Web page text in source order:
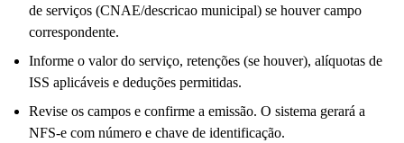
de serviços (CNAE/descricao municipal) se houver campo
correspondente.
Informe o valor do serviço, retenções (se houver), alíquotas de
ISS aplicáveis e deduções permitidas.
Revise os campos e confirme a emissão. O sistema gerará a
NFS-e com número e chave de identificação.